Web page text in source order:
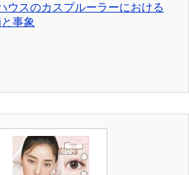
ウスのカスプルーラーにおける
事象